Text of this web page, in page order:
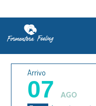
Arrivo
07 AGO